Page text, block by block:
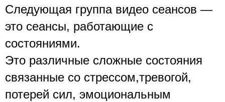
Следующая группа видео сеансов —
это сеансы, работающие с
состояниями.
Это различные сложные состояния
связанные со стрессом,тревогой,
потерей сил, эмоциональным